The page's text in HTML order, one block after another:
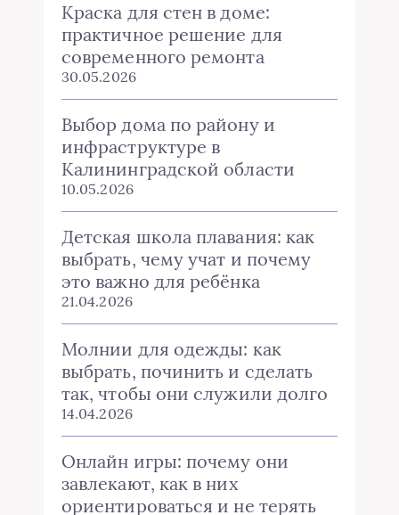
Краска для стен в доме:
практичное решение для
современного ремонта
30.05.2026
Выбор дома по району и
инфраструктуре в
Калининградской области
10.05.2026
Детская школа плавания: как
выбрать, чему учат и почему
это важно для ребёнка
21.04.2026
Молнии для одежды: как
выбрать, починить и сделать
так, чтобы они служили долго
14.04.2026
Онлайн игры: почему они
завлекают, как в них
ориентироваться и не терять